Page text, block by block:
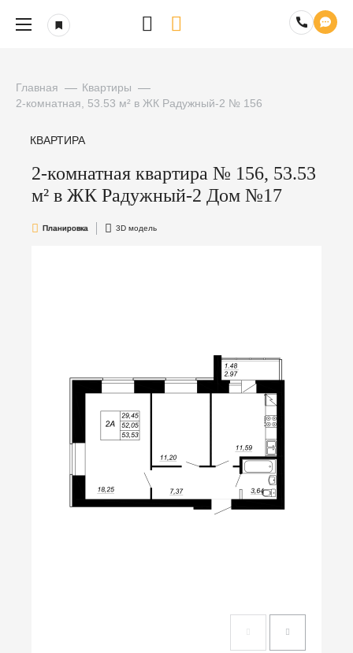
Главная
Квартиры
2-комнатная, 53.53 м² в ЖК Радужный-2 № 156
КВАРТИРА
2-комнатная квартира № 156, 53.53
м² в ЖК Радужный-2 Дом №17
Планировка 3D модель